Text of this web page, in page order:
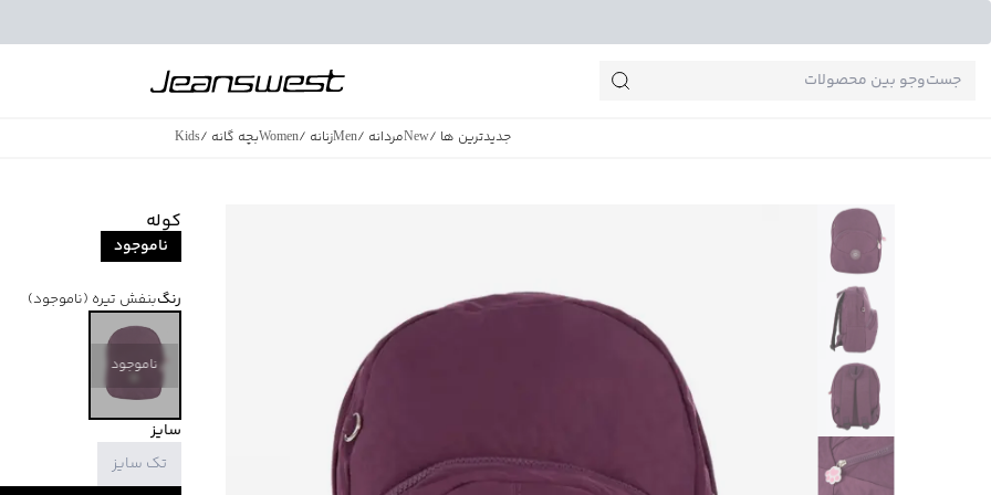
جدیدترین ها /
Newمردانه /
Menزنانه /
Womenبچه گانه /
Kids
کوله
ناموجود
رنگبنفش تیره (ناموجود)
ناموجود
سایز
تک سایز